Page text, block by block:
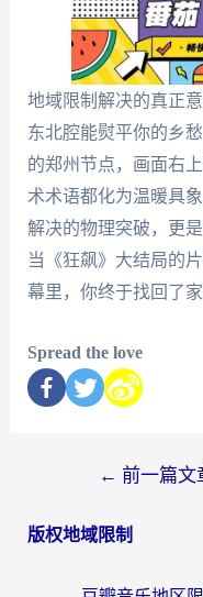
地域限制解决的真正
东北腔能熨平你的乡
的郑州节点，画面右
术术语都化为温暖具
解决的物理突破，更
当《狂飙》大结局的
幕里，你终于找回了家
Spread the love
← 前一篇文
版权地域限制